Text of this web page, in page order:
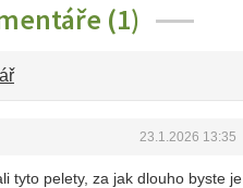
(1)
23.1.2026 13:35
tyto pelety, za jak dlouho byste je